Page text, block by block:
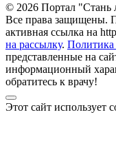
© 2026 Портал "Стань
Все права защищены.
активная ссылка на
на рассылку. Политика
представленные на
информационный
обратитесь к врачу!
Этот сайт использует